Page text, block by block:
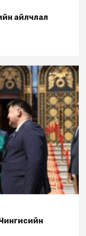
айлчлал